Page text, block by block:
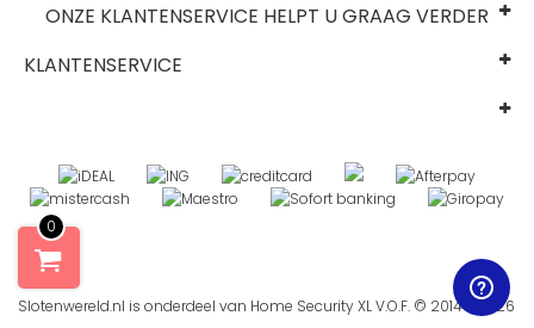
0
ONZE KLANTENSERVICE HELPT U GRAAG VERDER
KLANTENSERVICE
Slotenwereld.nl is onderdeel van Home Security XL V.O.F. © 2014 - 2026